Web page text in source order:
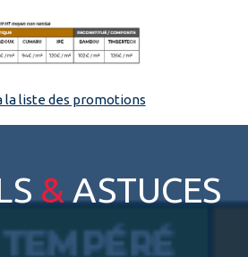
la liste des promotions
& ASTUCES